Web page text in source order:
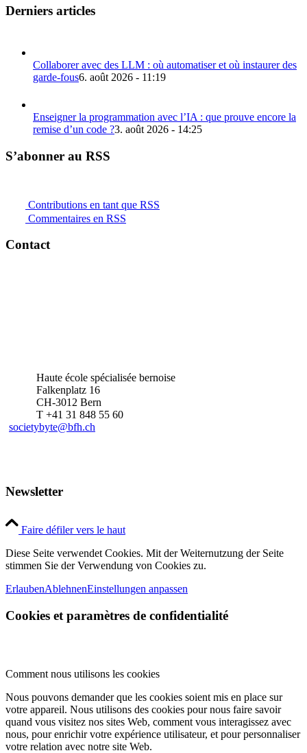
Derniers articles
Collaborer avec des LLM : où automatiser et où instaurer des
garde-fous6. août 2026 - 11:19
Enseigner la programmation avec l’IA : que prouve encore la
remise d’un code ?3. août 2026 - 14:25
S’abonner au RSS
Contributions en tant que RSS
Commentaires en RSS
Contact
Haute école spécialisée bernoise
Falkenplatz 16
CH-3012 Bern
T +41 31 848 55 60
societybyte@bfh.ch
Newsletter
Faire défiler vers le haut
Diese Seite verwendet Cookies. Mit der Weiternutzung der Seite
stimmen Sie der Verwendung von Cookies zu.
ErlaubenAblehnenEinstellungen anpassen
Cookies et paramètres de confidentialité
Comment nous utilisons les cookies
Nous pouvons demander que les cookies soient mis en place sur
votre appareil. Nous utilisons des cookies pour nous faire savoir
quand vous visitez nos sites Web, comment vous interagissez avec
nous, pour enrichir votre expérience utilisateur, et pour personnaliser
votre relation avec notre site Web.